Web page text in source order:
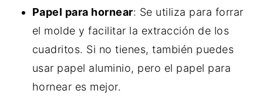
Papel para hornear: Se utiliza para forrar
el molde y facilitar la extracción de los
cuadritos. Si no tienes, también puedes
usar papel aluminio, pero el papel para
hornear es mejor.